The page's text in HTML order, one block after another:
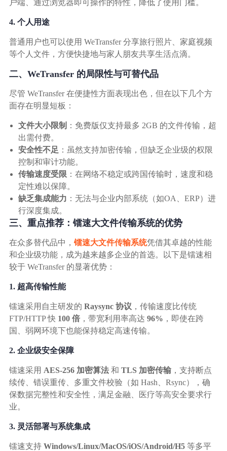
户端、通过浏览器即可操作的特性，降低了使用门槛。
4. 个人用途
普通用户也可以使用 WeTransfer 分享旅行照片、家庭视频
等个人文件，方便快捷地与家人朋友共享生活点滴。
二、WeTransfer 的局限性与可替代品
尽管 WeTransfer 在便捷性方面表现出色，但在以下几个方
面存在明显短板：
文件大小限制 ：免费版仅支持最多 2GB 的文件传输，超
出需付费。
安全性不足 ：虽然支持加密传输，但缺乏企业级的权限
控制和审计功能。
传输速度受限 ：在网络不稳定或跨国传输时，速度和稳
定性难以保障。
缺乏集成能力 ：无法与企业内部系统（如OA、ERP）进
行深度集成。
三、重点推荐：镭速大文件传输系统的优势
在众多替代品中， 镭速大文件传输系统凭借其卓越的性能
和企业级功能，成为越来越多企业的首选。以下是镭速相
较于 WeTransfer 的显著优势：
1. 超高传输性能
镭速采用自主研发的 Raysync 协议 ，传输速度比传统
FTP/HTTP 快 100 倍，带宽利用率高达 96% ，即使在跨
国、弱网环境下也能保持稳定高速传输。
2. 企业级安全保障
镭速采用 AES-256 加密算法和 TLS 加密传输，支持断点
续传、错误重传、多重文件校验（如 Hash、Rsync），确
保数据完整性和安全性，满足金融、医疗等高安全要求行
业。
3. 灵活部署与系统集成
镭速支持 Windows/Linux/MacOS/iOS/Android/H5等多平